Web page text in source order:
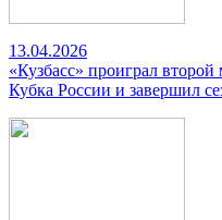
13.04.2026
«Кузбасс» проиграл
Кубка России и завершил